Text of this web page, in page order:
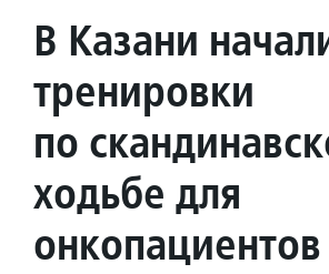
В Казани
тренировки
по
ходьбе для
онкопациентов